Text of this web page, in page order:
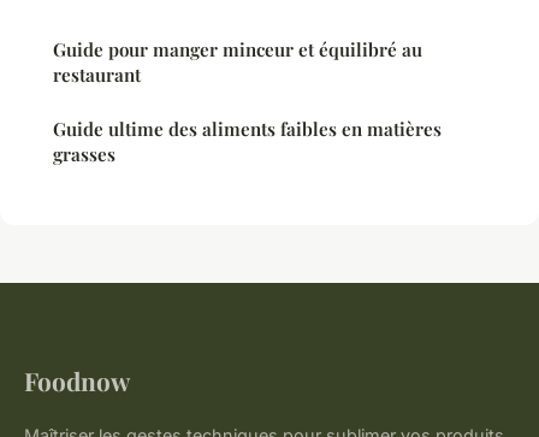
Guide pour manger minceur et équilibré au
restaurant
Guide ultime des aliments faibles en matières
grasses
Foodnow